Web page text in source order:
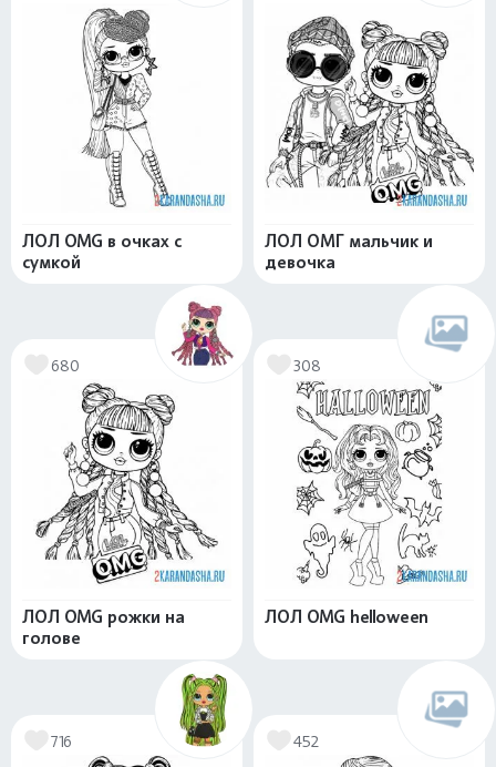
ЛОЛ OMG в очках с
сумкой
ЛОЛ ОМГ мальчик и
девочка
680
ЛОЛ OMG рожки на
голове
308
ЛОЛ OMG helloween
716 452